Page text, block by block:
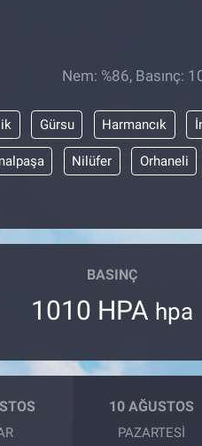
Nem: %86, Basınç:
Gürsu Harmancık
Nilüfer Orhaneli
BASINÇ
1010 HPA hpa
10 AĞUSTOS
PAZARTESI